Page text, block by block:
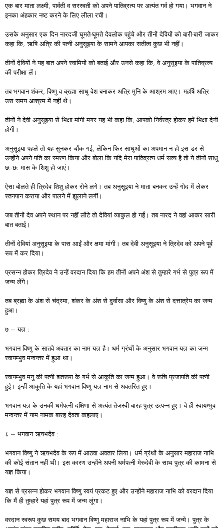
एक बार माता लक्ष्मी, पार्वती व सरस्वती को अपने पातिव्रत्य पर अत्यंत गर्व हो गया। भगवान ने
इनका अंहकार नष्ट करने के लिए लीला रची।
उसके अनुसार एक दिन नारदजी घूमते-घूमते देवलोक पहुंचे और तीनों देवियों को बारी-बारी जाकर
कहा कि, ऋषि अत्रि की पत्नी अनुसूइया के सामने आपका सतीत्व कुछ भी नहीं।
तीनों देवियों ने यह बात अपने स्वामियों को बताई और उनसे कहा कि, वे अनुसूइया के पातिव्रत्य
की परीक्षा लें।
तब भगवान शंकर, विष्णु व ब्रह्मा साधु वेश बनाकर अत्रि मुनि के आश्रम आए। महर्षि अत्रि
उस समय आश्रम में नहीं थे।
तीनों ने देवी अनुसूइया से भिक्षा मांगी मगर यह भी कहा कि, आपको निर्वस्त्र होकर हमें भिक्षा देनी
होगी।
अनुसूइया पहले तो यह सुनकर चौंक गई, लेकिन फिर साधुओं का अपमान न हो इस डर से
उन्होंने अपने पति का स्मरण किया और बोला कि यदि मेरा पातिव्रत्य धर्म सत्य है तो ये तीनों साधु
छ:-छ: मास के शिशु हो जाएं।
ऐसा बोलते ही त्रिदेव शिशु होकर रोने लगे। तब अनुसूइया ने माता बनकर उन्हें गोद में लेकर
स्तनपान कराया और पालने में झूलाने लगीं।
जब तीनों देव अपने स्थान पर नहीं लौटे तो देवियां व्याकुल हो गईं। तब नारद ने वहां आकर सारी
बात बताई।
तीनों देवियां अनुसूइया के पास आईं और क्षमा मांगी। तब देवी अनुसूइया ने त्रिदेव को अपने पूर्व
रूप में कर दिया।
प्रसन्न होकर त्रिदेव ने उन्हें वरदान दिया कि हम तीनों अपने अंश से तुम्हारे गर्भ से पुत्र रूप में
जन्म लेंगे।
तब ब्रह्मा के अंश से चंद्रमा, शंकर के अंश से दुर्वासा और विष्णु के अंश से दत्तात्रेय का जन्म
हुआ।
७ – यज्ञ :
भगवान विष्णु के सातवे अवतार का नाम यज्ञ है। धर्म ग्रंथों के अनुसार भगवान यज्ञ का जन्म
स्वायम्भुव मन्वन्तर में हुआ था।
स्वायम्भुव मनु की पत्नी शतरूपा के गर्भ से आकूति का जन्म हुआ। वे रूचि प्रजापति की पत्नी
हुई। इन्हीं आकूति के यहां भगवान विष्णु यज्ञ नाम से अवतरित हुए।
भगवान यज्ञ के उनकी धर्मपत्नी दक्षिणा से अत्यंत तेजस्वी बारह पुत्र उत्पन्न हुए। वे ही स्वायम्भुव
मन्वन्तर में याम नामक बारह देवता कहलाए।
८ – भगवान ऋषभदेव :
भगवान विष्णु ने ऋषभदेव के रूप में आठवा अवतार लिया। धर्म ग्रंथों के अनुसार महाराज नाभि
की कोई संतान नहीं थी। इस कारण उन्होंने अपनी धर्मपत्नी मेरुदेवी के साथ पुत्र की कामना से
यज्ञ किया।
यज्ञ से प्रसन्न होकर भगवान विष्णु स्वयं प्रकट हुए और उन्होंने महाराज नाभि को वरदान दिया
कि मैं ही तुम्हारे यहां पुत्र रूप में जन्म लूंगा।
वरदान स्वरूप कुछ समय बाद भगवान विष्णु महाराज नाभि के यहां पुत्र रूप में जन्मे। पुत्र के